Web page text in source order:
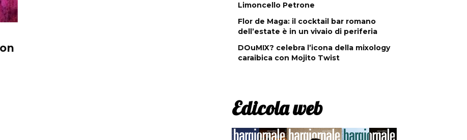
Limoncello Petrone
Flor de Maga: il cocktail bar romano
dell’estate è in un vivaio di periferia
DOuMIX? celebra l’icona della mixology
caraibica con Mojito Twist
Edicola web